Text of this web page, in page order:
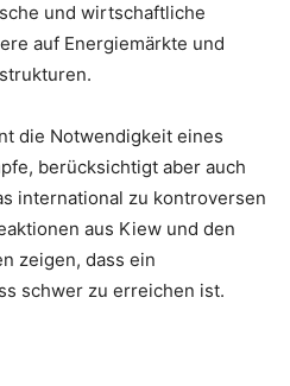
und wirtschaftliche
auf Energiemärkte und
die Notwendigkeit eines
berücksichtigt aber auch
international zu kontroversen
aus Kiew und den
zeigen, dass ein
schwer zu erreichen ist.